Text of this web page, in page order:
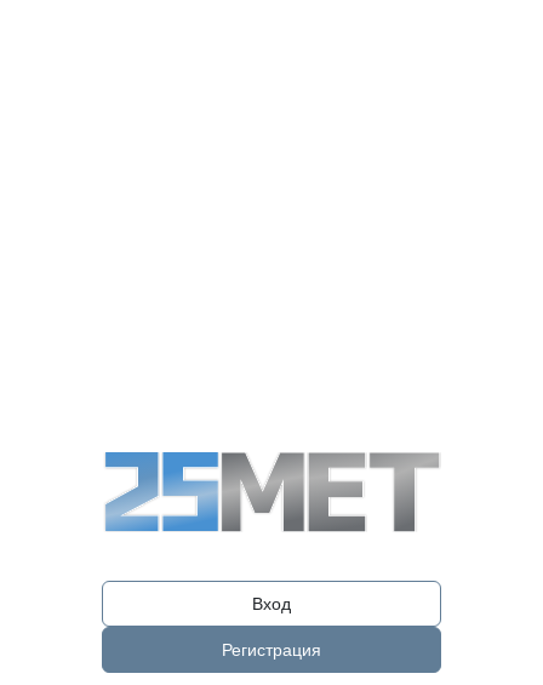
Вход
Регистрация